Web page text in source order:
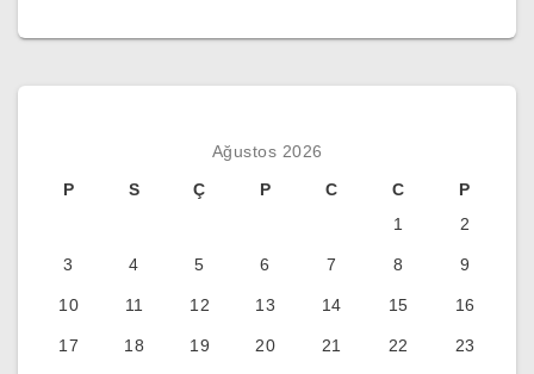
Ağustos 2026
P
S Ç P C C
P
1
2
3 4 5 6 7 8 9
10 11 12 13 14 15 16
17 18 19 20 21 22 23